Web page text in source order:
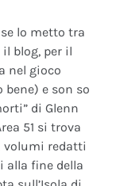
lo metto tra
blog, per il
nel gioco
bene) e son so
di Glenn
51 si trova
volumi redatti
alla fine della